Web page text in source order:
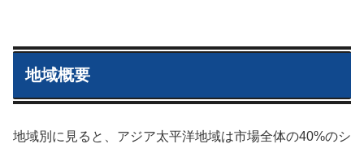
地域概要
地域別に見ると、アジア太平洋地域は市場全体の40%のシ